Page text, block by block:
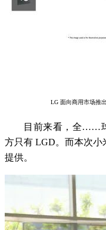
LG 面向商用市场推
目前来看，全……
方只有 LGD。而本次小
提供。